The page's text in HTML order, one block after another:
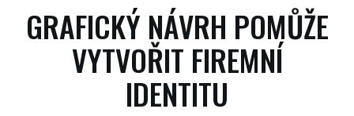
GRAFICKÝ NÁVRH POMŮŽE
VYTVOŘIT FIREMNÍ
IDENTITU